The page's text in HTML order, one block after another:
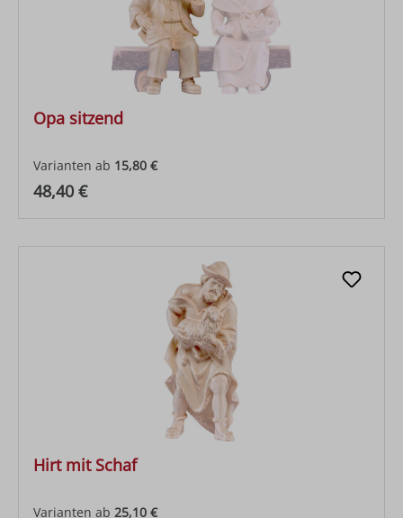
Opa sitzend
Varianten ab 15,80 €
Regulärer Preis:
48,40 €
Hirt mit Schaf
Varianten ab 25,10 €